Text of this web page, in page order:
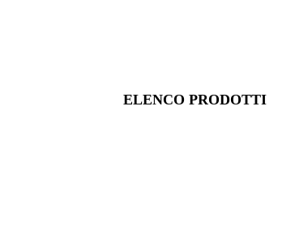
ELENCO PRODOTTI